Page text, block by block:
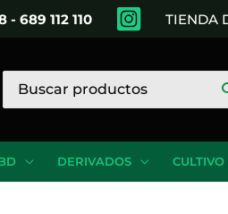
689 112 110 TIENDA
Buscar
por:
DERIVADOS CULTIVO